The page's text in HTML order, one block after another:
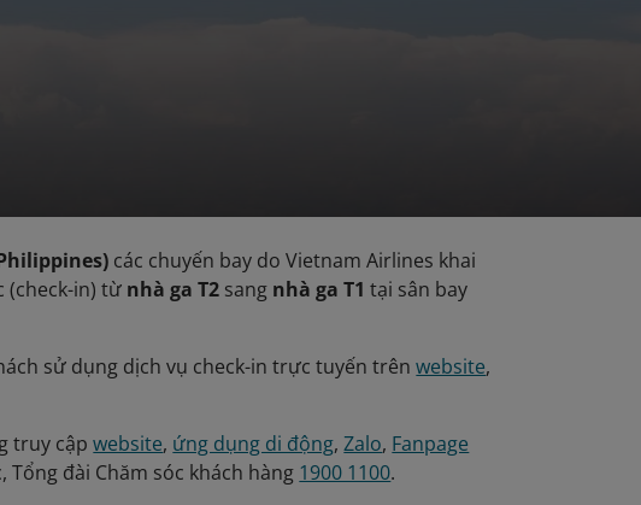
các chuyến bay do Vietnam Airlines khai
(check-in) từ nhà ga T2 sang nhà ga T1 tại sân bay
sử dụng dịch vụ check-in trực tuyến trênwebsite,
truy cậpwebsite, ứng dụng di động,Zalo, Fanpage
đài Chăm sóc khách hàng 1900 1100.